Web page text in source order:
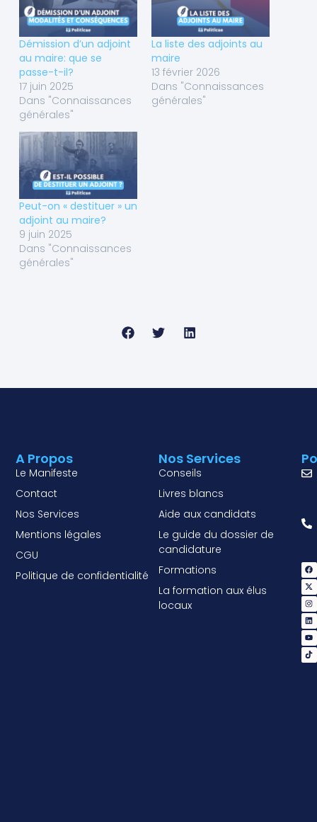
Démission d’un adjoint
au maire: que se
passe-t-il?
17 juin 2025
Dans "Connaissances
générales"
La liste des adjoints au
maire
13 février 2026
Dans "Connaissances
générales"
Peut-on « destituer » un
adjoint au maire?
9 juin 2025
Dans "Connaissances
générales"
Nos Services
Conseils
Livres blancs
Aide aux candidats
Le guide du dossier de
candidature
Formations
La formation aux élus
locaux
A Propos
Le Manifeste
Contact
Nos Services
Mentions légales
CGU
Politique de confidentialité